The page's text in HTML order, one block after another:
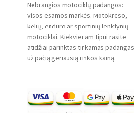
Nebrangios motociklų padangos:
visos esamos markės. Motokroso,
kelių, enduro ar sportinių lenktynių
motociklai. Kiekvienam tipui rasite
atidžiai parinktas tinkamas padangas
už pačią geriausią rinkos kainą.